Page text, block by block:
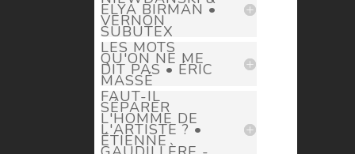
ELYA BIRMAN •
VERNON
SUBUTEX
LES MOTS
QU'ON NE ME
DIT PAS • ÉRIC
MASSÉ
FAUT-IL
SÉPARER
L'HOMME DE
L'ARTISTE ? •
ÉTIENNE